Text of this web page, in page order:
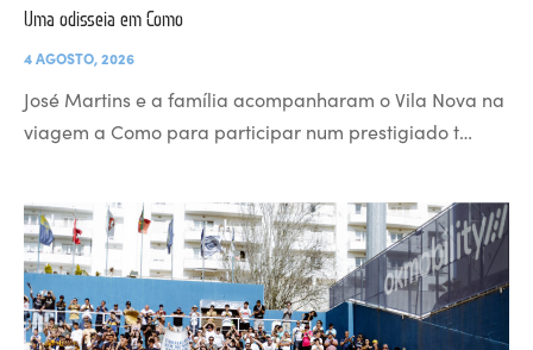
Uma odisseia em Como
4 AGOSTO, 2026
José Martins e a família acompanharam o Vila Nova na
viagem a Como para participar num prestigiado t…